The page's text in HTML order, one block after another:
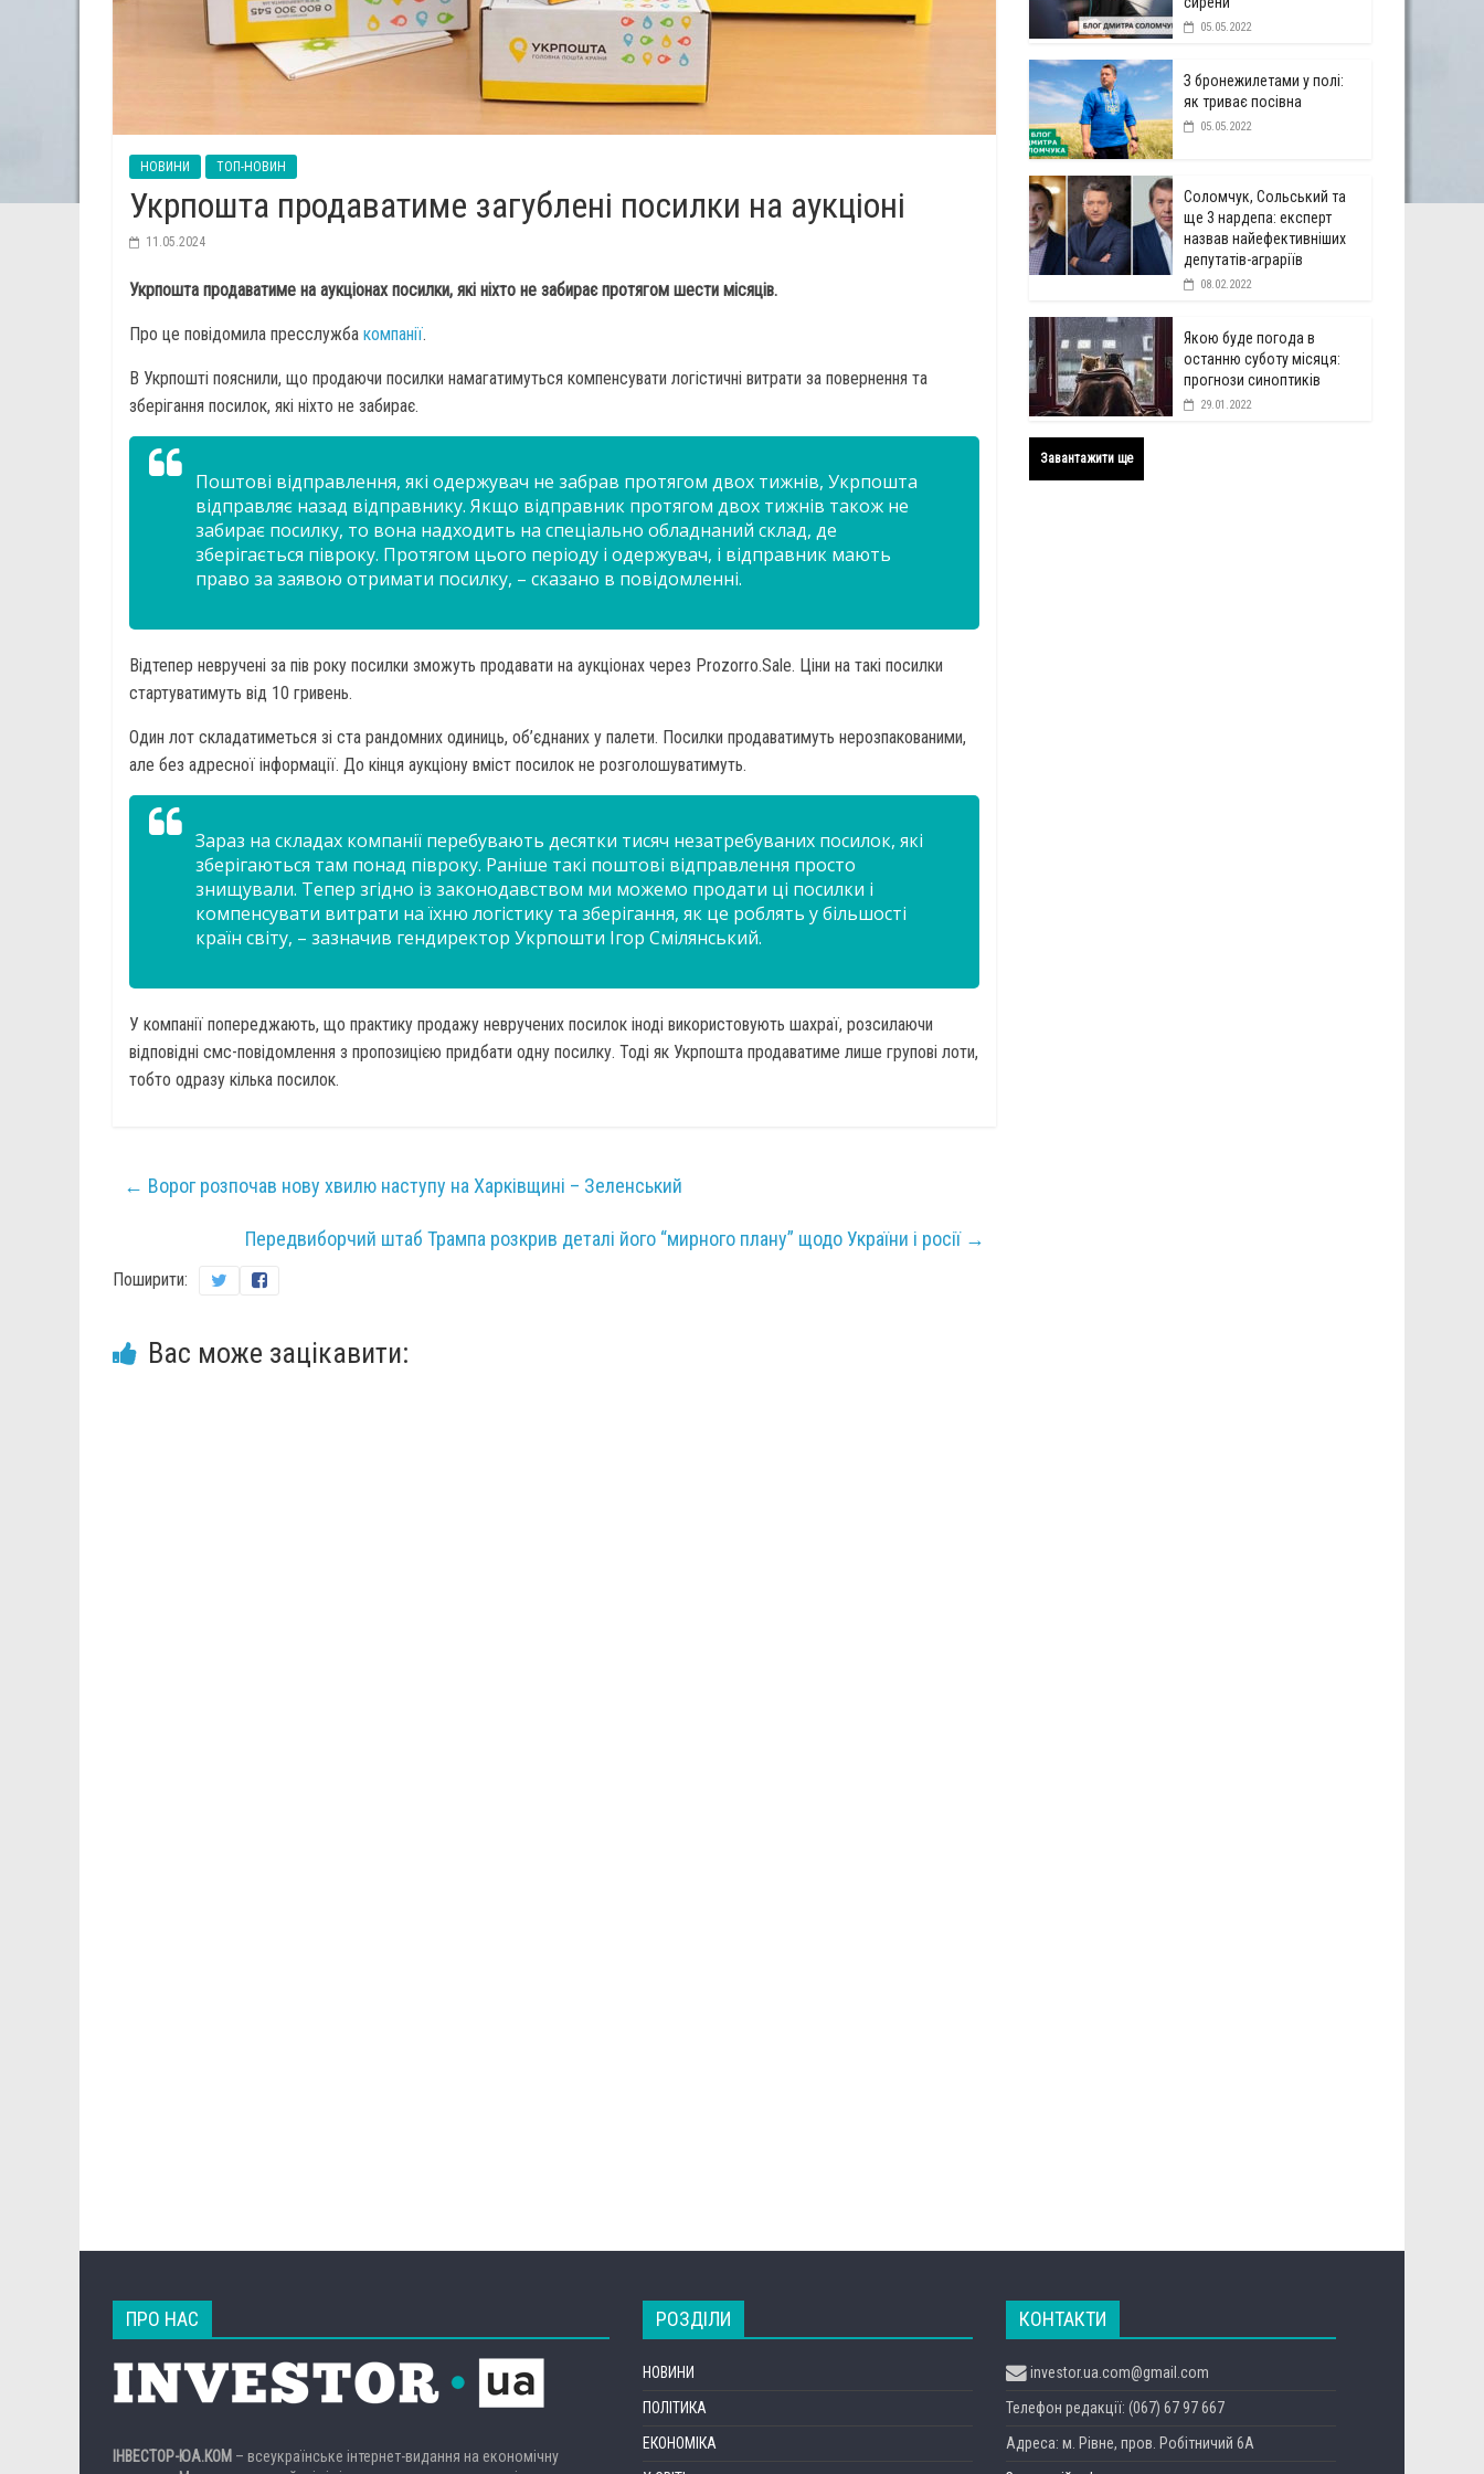
НОВИНИ ТОП-НОВИН
Укрпошта продаватиме загублені посилки на аукціоні
11.05.2024
Укрпошта продаватиме на аукціонах посилки, які ніхто не забирає протягом шести місяців.
Про це повідомила пресслужба компанії.
В Укрпошті пояснили, що продаючи посилки намагатимуться компенсувати логістичні витрати за повернення та
зберігання посилок, які ніхто не забирає.
Поштові відправлення, які одержувач не забрав протягом двох тижнів, Укрпошта
відправляє назад відправнику. Якщо відправник протягом двох тижнів також не
забирає посилку, то вона надходить на спеціально обладнаний склад, де
зберігається півроку. Протягом цього періоду і одержувач, і відправник мають
право за заявою отримати посилку, – сказано в повідомленні.
Відтепер невручені за пів року посилки зможуть продавати на аукціонах через Prozorro.Sale. Ціни на такі посилки
стартуватимуть від 10 гривень.
Один лот складатиметься зі ста рандомних одиниць, об’єднаних у палети. Посилки продаватимуть нерозпакованими,
але без адресної інформації. До кінця аукціону вміст посилок не розголошуватимуть.
Зараз на складах компанії перебувають десятки тисяч незатребуваних посилок, які
зберігаються там понад півроку. Раніше такі поштові відправлення просто
знищували. Тепер згідно із законодавством ми можемо продати ці посилки і
компенсувати витрати на їхню логістику та зберігання, як це роблять у більшості
країн світу, – зазначив гендиректор Укрпошти Ігор Смілянський.
У компанії попереджають, що практику продажу невручених посилок іноді використовують шахраї, розсилаючи
відповідні смс-повідомлення з пропозицією придбати одну посилку. Тоді як Укрпошта продаватиме лише групові лоти,
тобто одразу кілька посилок.
← Ворог розпочав нову хвилю наступу на Харківщині – Зеленський
Передвиборчий штаб Трампа розкрив деталі його “мирного плану” щодо України і росії →
Поширити:
Вас може зацікавити:
05.05.2022
З бронежилетами у полі:
як триває посівна
05.05.2022
Соломчук, Сольський та
ще 3 нардепа: експерт
назвав найефективніших
депутатів-аграріїв
08.02.2022
Якою буде погода в
останню суботу місяця:
прогнози синоптиків
29.01.2022
Завантажити ще
ПРО НАС
ІНВЕСТОР-ЮА.КОМ – всеукраїнське інтернет-видання на економічну
РОЗДІЛИ
НОВИНИ
ПОЛІТИКА
ЕКОНОМІКА
КОНТАКТИ
investor.ua.com@gmail.com
Телефон редакції: (067) 67 97 667
Адреса: м. Рівне, пров. Робітничий 6А